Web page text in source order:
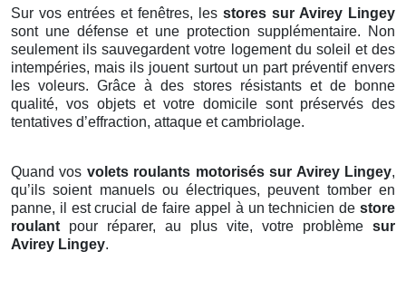
Sur vos entrées et fenêtres, les stores sur Avirey Lingey
sont une défense et une protection supplémentaire. Non
seulement ils sauvegardent votre logement du soleil et des
intempéries, mais ils jouent surtout un part préventif envers
les voleurs. Grâce à des stores résistants et de bonne
qualité, vos objets et votre domicile sont préservés des
tentatives d’effraction, attaque et cambriolage.
Quand vos volets roulants motorisés sur Avirey Lingey,
qu’ils soient manuels ou électriques, peuvent tomber en
panne, il est crucial de faire appel à un technicien de store
roulantpour réparer, au plus vite, votre problème sur
Avirey Lingey.